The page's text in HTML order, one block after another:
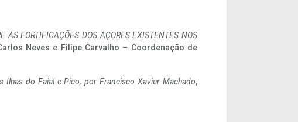
AS FORTIFICAÇÕES DOS AÇORES EXISTENTES NOS
Neves e Filipe Carvalho – Coordenação de
Ilhas do Faial e Pico, por Francisco Xavier Machado,